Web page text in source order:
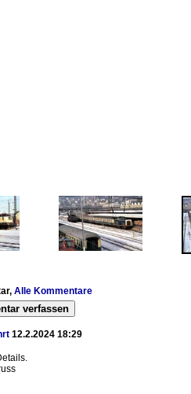
Alle Kommentare
verfassen
12.2.2024 18:29